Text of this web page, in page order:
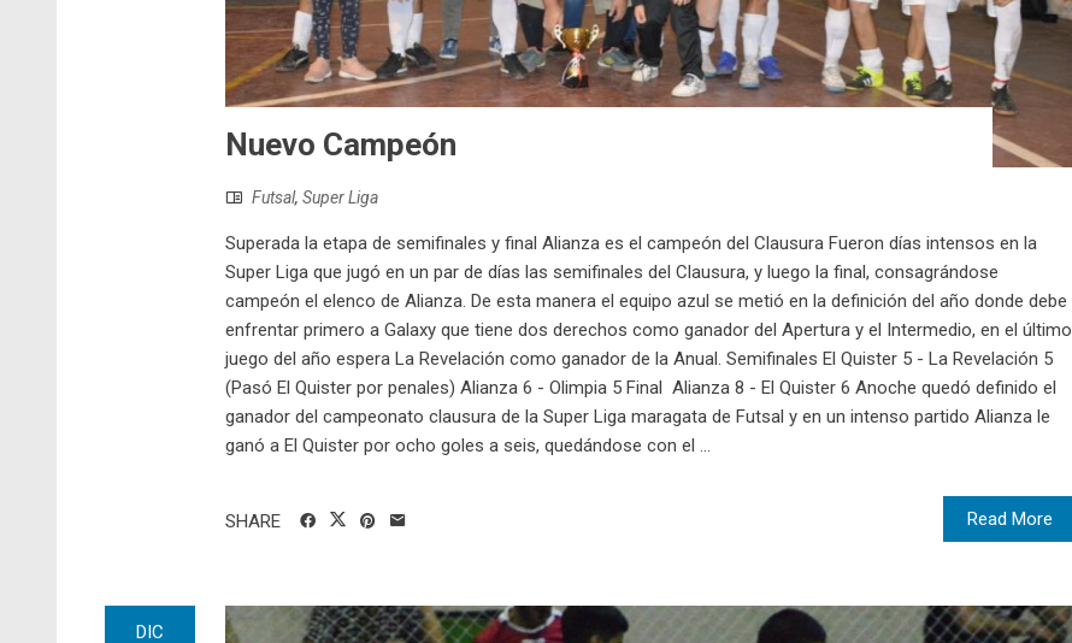
Nuevo Campeón
Futsal, Super Liga
Superada la etapa de semifinales y final Alianza es el campeón del Clausura Fueron días intensos en la
Super Liga que jugó en un par de días las semifinales del Clausura, y luego la final, consagrándose
campeón el elenco de Alianza. De esta manera el equipo azul se metió en la definición del año donde debe
enfrentar primero a Galaxy que tiene dos derechos como ganador del Apertura y el Intermedio, en el último
juego del año espera La Revelación como ganador de la Anual. Semifinales El Quister 5 - La Revelación 5
(Pasó El Quister por penales) Alianza 6 - Olimpia 5 Final Alianza 8 - El Quister 6 Anoche quedó definido el
ganador del campeonato clausura de la Super Liga maragata de Futsal y en un intenso partido Alianza le
ganó a El Quister por ocho goles a seis, quedándose con el ...
Read More
SHARE
DIC